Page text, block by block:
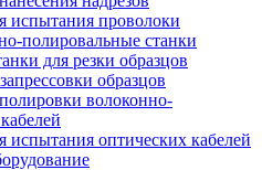
проволоки
полировальные станки
для резки образцов
образцов
волоконно-
оптических кабелей